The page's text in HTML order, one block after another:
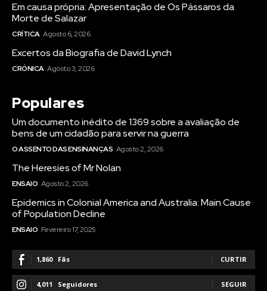
Em causa própria: Apresentação de Os Pássaros da
Morte de Salazar
CRÍTICA Agosto 6, 2026
Excertos da Biografia de David Lynch
CRÓNICA Agosto 3, 2026
Populares
Um documento inédito de 1369 sobre a avaliação de
bens de um cidadão para servir na guerra
O ASSENTO DAS ENSINANÇAS Agosto 2, 2026
The Heresies of Mr Nolan
ENSAIO Agosto 2, 2026
Epidemics in Colonial America and Australia: Main Cause
of Population Decline
ENSAIO Fevereiro 17, 2025
1,860 Fãs CURTIR
4,011 Seguidores SEGUIR